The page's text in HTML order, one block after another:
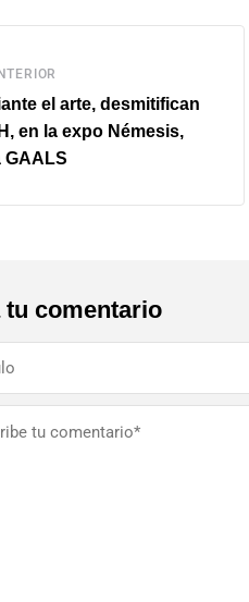
el arte, desmitifican
en la expo Némesis,
GAALS
tu comentario